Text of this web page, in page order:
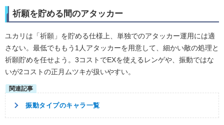
祈願を貯める間のアタッカー
ユカリは「祈願」を貯める仕様上、単独でのアタッカー運用には適
さない。最低でももう1人アタッカーを用意して、細かい敵の処理と
祈願貯めを任せよう。3コストでEXを使えるレンゲや、振動ではな
いが2コストの正月ムツキが扱いやすい。
振動タイプのキャラ一覧